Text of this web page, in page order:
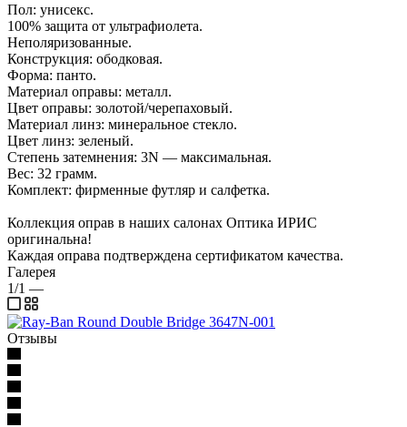
Пол: унисекс.
100% защита от ультрафиолета.
Неполяризованные.
Конструкция: ободковая.
Форма: панто.
Материал оправы: металл.
Цвет оправы: золотой/черепаховый.
Материал линз: минеральное стекло.
Цвет линз: зеленый.
Степень затемнения: 3N — максимальная.
Вес: 32 грамм.
Комплект: фирменные футляр и салфетка.
Коллекция оправ в наших салонах Оптика ИРИС
оригинальна!
Каждая оправа подтверждена сертификатом качества.
Галерея
1/1 —
Отзывы